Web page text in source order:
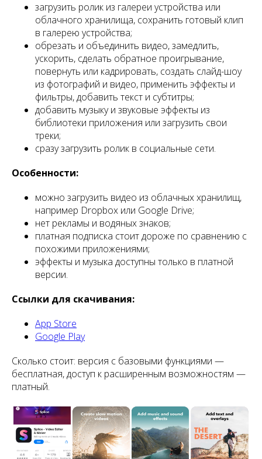
загрузить ролик из галереи устройства или
облачного хранилища, сохранить готовый клип
в галерею устройства;
обрезать и объединить видео, замедлить,
ускорить, сделать обратное проигрывание,
повернуть или кадрировать, создать слайд-шоу
из фотографий и видео, применить эффекты и
фильтры, добавить текст и субтитры;
добавить музыку и звуковые эффекты из
библиотеки приложения или загрузить свои
треки;
сразу загрузить ролик в социальные сети.
Особенности:
можно загрузить видео из облачных хранилищ,
например Dropbox или Google Drive;
нет рекламы и водяных знаков;
платная подписка стоит дороже по сравнению с
похожими приложениями;
эффекты и музыка доступны только в платной
версии.
Ссылки для скачивания:
App Store
Google Play
Сколько стоит: версия с базовыми функциями —
бесплатная, доступ к расширенным возможностям —
платный.